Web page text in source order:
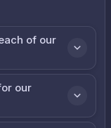
of our
our